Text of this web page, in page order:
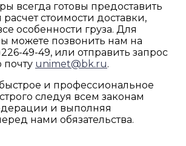
всегда готовы предоставить
стоимости доставки,
особенности груза. Для
можете позвонить нам на
49-49, или отправить запрос
почту unimet@bk.ru.
и профессиональное
следуя всем законам
и выполняя
нами обязательства.